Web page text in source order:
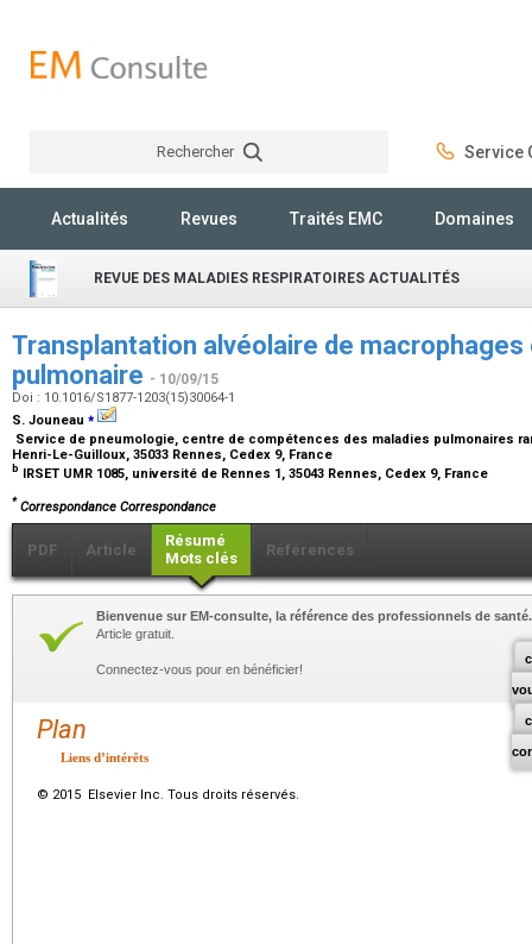
Rechercher Service
Actualités Revues Traités EMC Domaines
REVUE DES MALADIES RESPIRATOIRES ACTUALITÉS
Transplantation alvéolaire de
pulmonaire - 10/09/15
Doi : 10.1016/S1877-1203(15)30064-1
S. Jouneau ⁎
Service de pneumologie, centre de compétences des maladies pulmonaires
Henri-Le-Guilloux, 35033 Rennes, Cedex 9, France
b IRSET UMR 1085, université de Rennes 1, 35043 Rennes, Cedex 9, France
* Correspondance Correspondance
PDF Article
Résumé
Mots clés
Références
Bienvenue sur EM-consulte, la référence des professionnels de santé.
Article gratuit.
Connectez-vous pour en bénéficier!
Plan
Liens d’intérêts
© 2015 Elsevier Inc. Tous droits réservés.